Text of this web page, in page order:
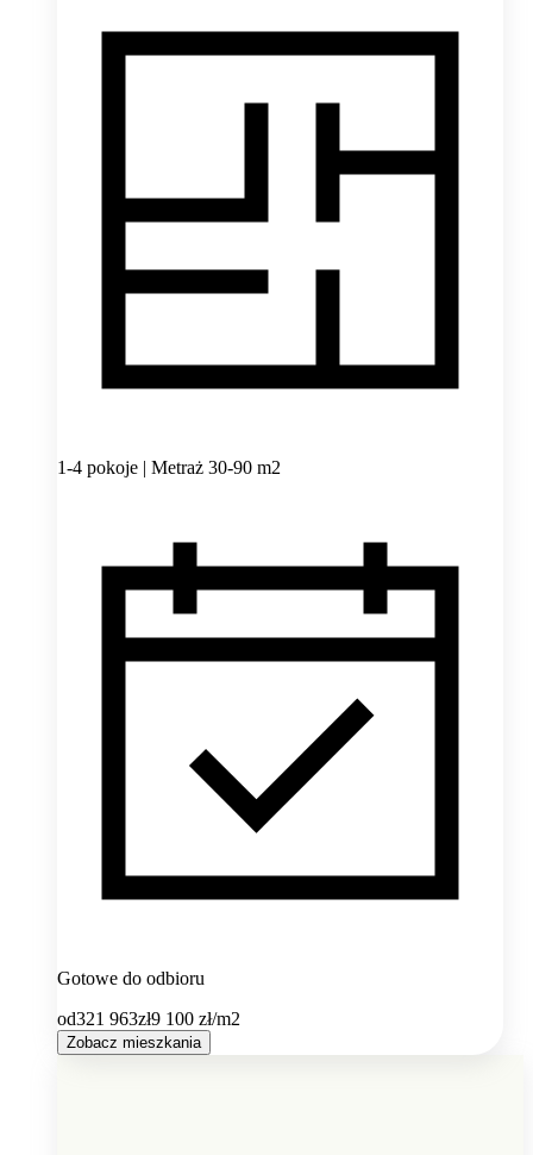
1-4 pokoje | Metraż 30-90 m2
Gotowe do odbioru
od321 963zł9 100 zł/m2
Zobacz mieszkania